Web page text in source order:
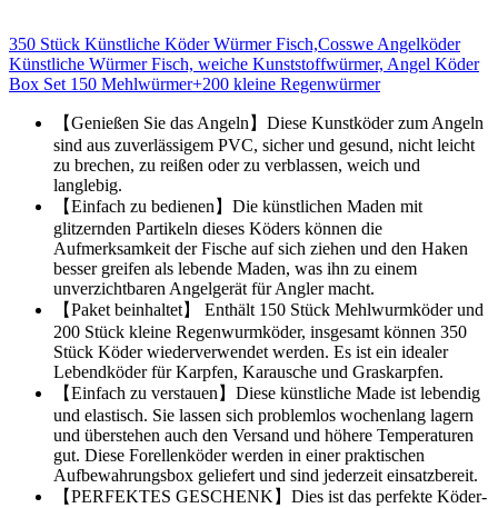
350 Stück Künstliche Köder Würmer Fisch,Cosswe Angelköder
Künstliche Würmer Fisch, weiche Kunststoffwürmer, Angel Köder
Box Set 150 Mehlwürmer+200 kleine Regenwürmer
【Genießen Sie das Angeln】Diese Kunstköder zum Angeln
sind aus zuverlässigem PVC, sicher und gesund, nicht leicht
zu brechen, zu reißen oder zu verblassen, weich und
langlebig.
【Einfach zu bedienen】Die künstlichen Maden mit
glitzernden Partikeln dieses Köders können die
Aufmerksamkeit der Fische auf sich ziehen und den Haken
besser greifen als lebende Maden, was ihn zu einem
unverzichtbaren Angelgerät für Angler macht.
【Paket beinhaltet】 Enthält 150 Stück Mehlwurmköder und
200 Stück kleine Regenwurmköder, insgesamt können 350
Stück Köder wiederverwendet werden. Es ist ein idealer
Lebendköder für Karpfen, Karausche und Graskarpfen.
【Einfach zu verstauen】Diese künstliche Made ist lebendig
und elastisch. Sie lassen sich problemlos wochenlang lagern
und überstehen auch den Versand und höhere Temperaturen
gut. Diese Forellenköder werden in einer praktischen
Aufbewahrungsbox geliefert und sind jederzeit einsatzbereit.
【PERFEKTES GESCHENK】Dies ist das perfekte Köder-